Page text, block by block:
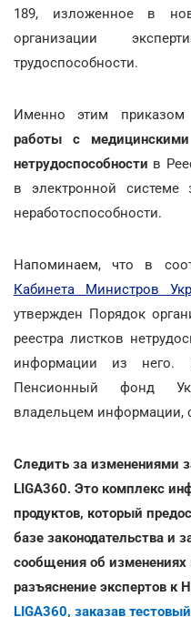
189, изложенное в
организации
трудоспособности.
Именно этим приказом
работы с
нетрудоспособности в
в электронной системе
неработоспособности.
Напоминаем, что в
Кабинета Министров
утвержден Порядок
реестра листков
информации из него.
Пенсионный фонд
владельцем информации,
Следить за изменениями
LIGA360. Это комплекс
продуктов, который
базе законодательства и
сообщения об
разъяснение экспертов к
LIGA360, заказав